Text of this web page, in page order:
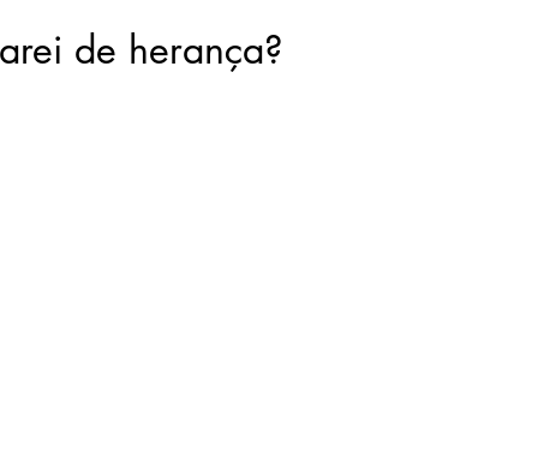
de herança?